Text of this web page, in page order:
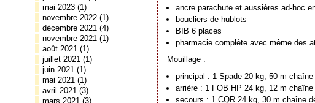
mai 2023 (1)
novembre 2022 (1)
décembre 2021 (4)
novembre 2021 (1)
août 2021 (1)
juillet 2021 (1)
juin 2021 (1)
mai 2021 (1)
avril 2021 (3)
mars 2021 (3)
ancre parachute et aussières ad-hoc
boucliers de hublots
BIB 6 places
pharmacie complète avec même des
Mouillage :
principal : 1 Spade 20 kg, 50 m
arrière : 1 FOB HP 24 kg, 12 m
secours : 1 CQR 24 kg, 30 m chaîne